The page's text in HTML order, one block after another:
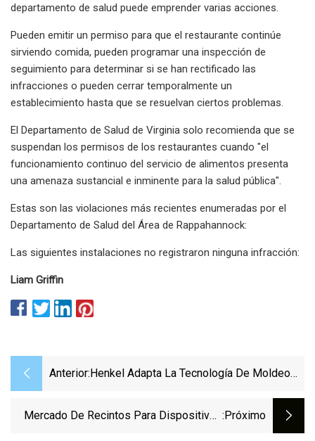
departamento de salud puede emprender varias acciones.
Pueden emitir un permiso para que el restaurante continúe
sirviendo comida, pueden programar una inspección de
seguimiento para determinar si se han rectificado las
infracciones o pueden cerrar temporalmente un
establecimiento hasta que se resuelvan ciertos problemas.
El Departamento de Salud de Virginia solo recomienda que se
suspendan los permisos de los restaurantes cuando "el
funcionamiento continuo del servicio de alimentos presenta
una amenaza sustancial e inminente para la salud pública".
Estas son las violaciones más recientes enumeradas por el
Departamento de Salud del Área de Rappahannock:
Las siguientes instalaciones no registraron ninguna infracción:
Liam Griffin
Anterior: Henkel Adapta La Tecnología De Moldeo
Médicos Portátiles
Mercado De Recintos Para Dispositivos :próximo